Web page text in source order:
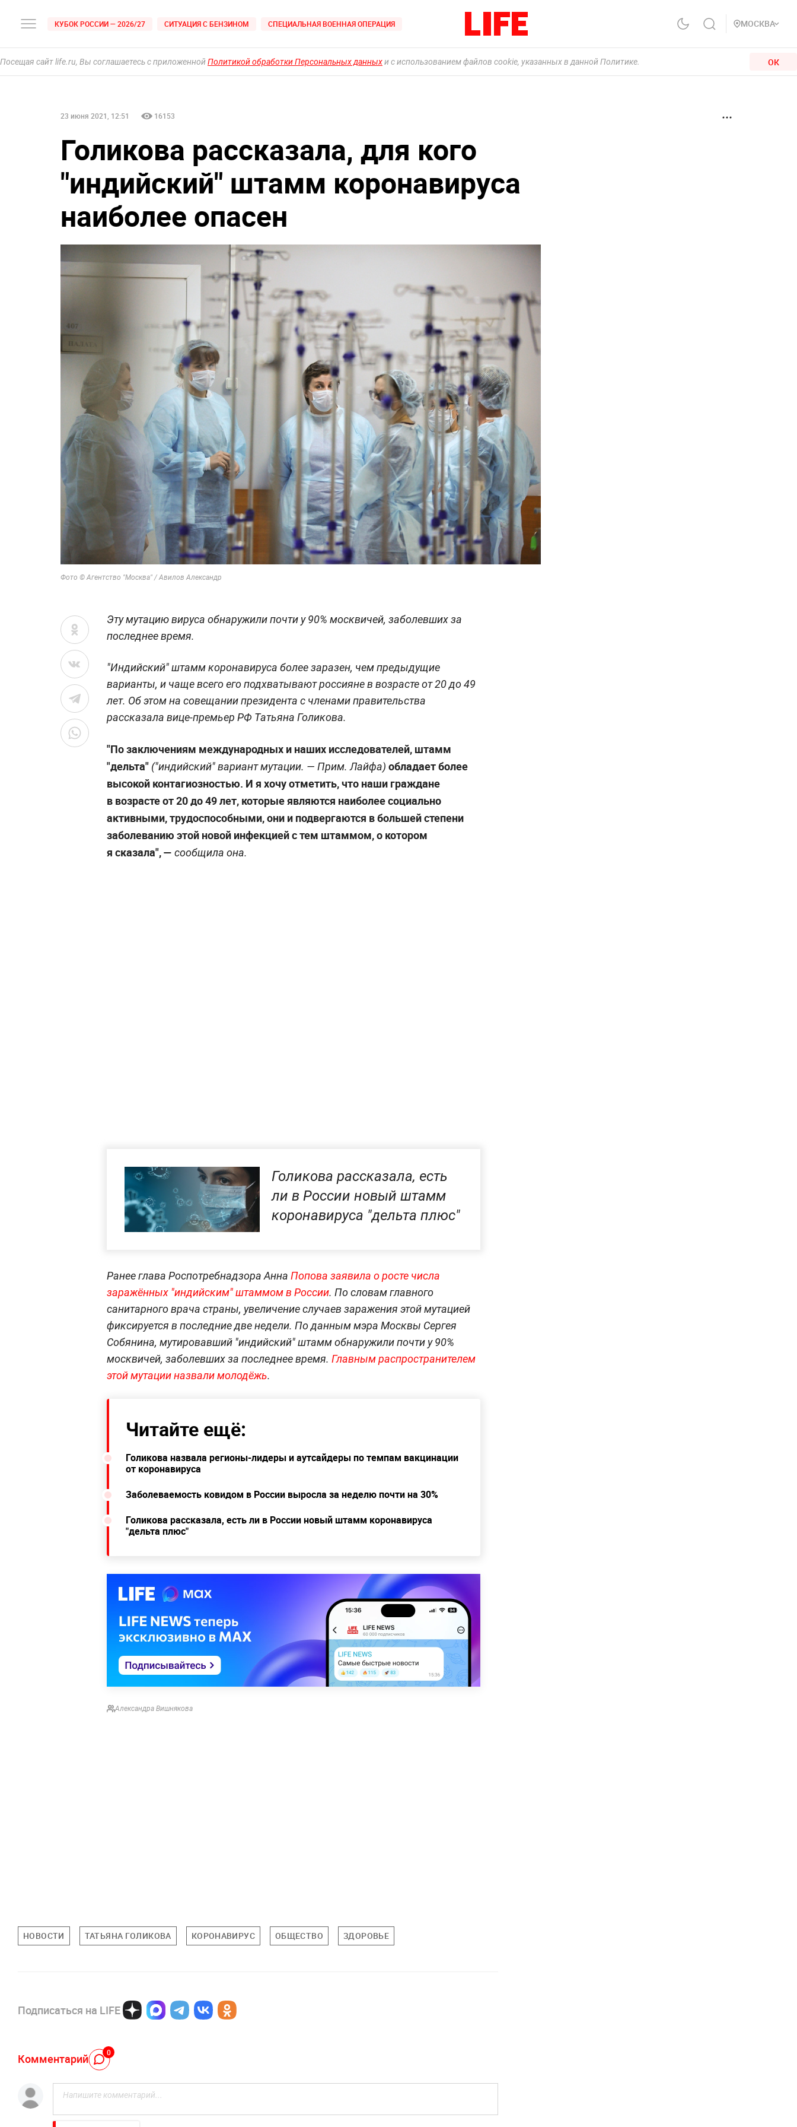
КУБОК РОССИИ — 2026/27 СИТУАЦИЯ С БЕНЗИНОМ СПЕЦИАЛЬНАЯ ВОЕННАЯ ОПЕРАЦИЯ МОСКВА
Посещая сайт life.ru, Вы соглашаетесь с приложеннойПолитикой обработки Персональных данныхи с использованием файлов cookie, указанных в данной Политике. ОК
23 июня 2021, 12:51 16153
Голикова рассказала, для кого
"индийский" штамм коронавируса
наиболее опасен
Фото © Агентство "Москва" / Авилов Александр
Эту мутацию вируса обнаружили почти у 90% москвичей, заболевших за
последнее время.
"Индийский" штамм коронавируса более заразен, чем предыдущие
варианты, и чаще всего его подхватывают россияне в возрасте от 20 до 49
лет. Об этом на совещании президента с членами правительства
рассказала вице-премьер РФ Татьяна Голикова.
"По заключениям международных и наших исследователей, штамм
"дельта" ("индийский" вариант мутации. — Прим. Лайфа) обладает более
высокой контагиозностью. И я хочу отметить, что наши граждане
в возрасте от 20 до 49 лет, которые являются наиболее социально
активными, трудоспособными, они и подвергаются в большей степени
заболеванию этой новой инфекцией с тем штаммом, о котором
я сказала",— сообщила она.
Голикова рассказала, есть
ли в России новый штамм
коронавируса "дельта плюс"
Ранее глава Роспотребнадзора Анна Попова заявила о росте числа
заражённых "индийским" штаммом в России. По словам главного
санитарного врача страны, увеличение случаев заражения этой мутацией
фиксируется в последние две недели. По данным мэра Москвы Сергея
Собянина, мутировавший "индийский" штамм обнаружили почти у 90%
москвичей, заболевших за последнее время. Главным распространителем
этой мутации назвали молодёжь.
Читайте ещё:
Голикова назвала регионы-лидеры и аутсайдеры по темпам вакцинации
от коронавируса
Заболеваемость ковидом в России выросла за неделю почти на 30%
Голикова рассказала, есть ли в России новый штамм коронавируса
"дельта плюс"
Александра Вишнякова
НОВОСТИ ТАТЬЯНА ГОЛИКОВА КОРОНАВИРУС ОБЩЕСТВО ЗДОРОВЬЕ
Подписаться на LIFE
Комментарий 0